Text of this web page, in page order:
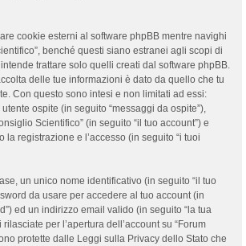
cookie esterni al software phpBB mentre navighi
benché questi siano estranei agli scopi di
trattare solo quelli creati dal software phpBB.
delle tue informazioni è dato da quello che tu
Con questo sono intesi e non limitati ad essi:
ospite (in seguito “messaggi da ospite”),
Scientifico” (in seguito “il tuo account”) e
la registrazione e l’accesso (in seguito “i tuoi
un unico nome identificativo (in seguito “il tuo
da usare per accedere al tuo account (in
ed un indirizzo email valido (in seguito “la tua
per l’apertura dell’account su “Forum
protette dalle Leggi sulla Privacy dello Stato che